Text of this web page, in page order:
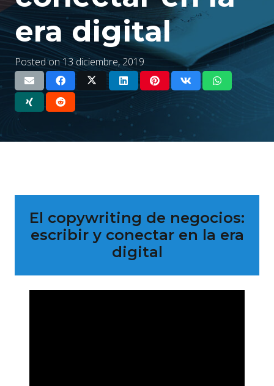
era digital
Posted on13 diciembre, 2019
El copywriting de negocios:
escribir y conectar en la era
digital